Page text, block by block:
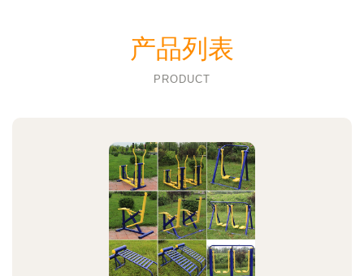
产品列表
PRODUCT